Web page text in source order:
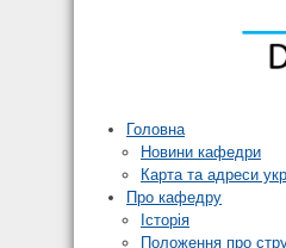
Головна
Новини кафедри
Карта та адреси
Про кафедру
Історія
Положення про